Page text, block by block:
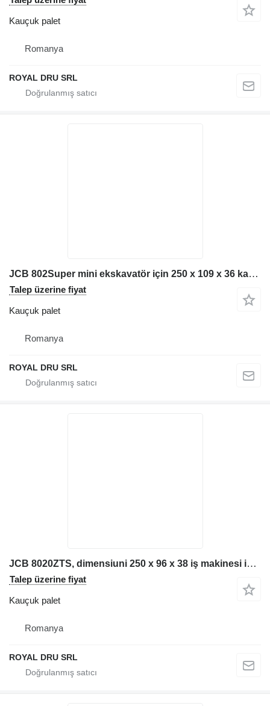
Kauçuk palet
Romanya
ROYAL DRU SRL
JCB 802Super mini ekskavatör için 250 x 109 x 36 kauçuk palet
Talep üzerine fiyat
Kauçuk palet
Romanya
ROYAL DRU SRL
JCB 8020ZTS, dimensiuni 250 x 96 x 38 iş makinesi için Senilă pentru excavator kauçuk palet
Talep üzerine fiyat
Kauçuk palet
Romanya
ROYAL DRU SRL